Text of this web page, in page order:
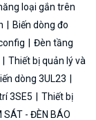
loại gắn trên
Biến dòng đo
Đèn tầng
Thiết bị quản lý và
dòng 3UL23
3SE5
Thiết bị
SÁT - ĐÈN BÁO